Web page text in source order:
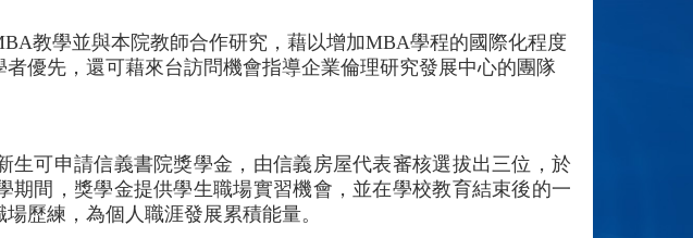
教學並與本院教師合作研究，藉以增加MBA學程的國際化程度
優先，還可藉來台訪問機會指導企業倫理研究發展中心的團隊
生可申請信義書院獎學金，由信義房屋代表審核選拔出三位，於
期間，獎學金提供學生職場實習機會，並在學校教育結束後的一
歷練，為個人職涯發展累積能量。